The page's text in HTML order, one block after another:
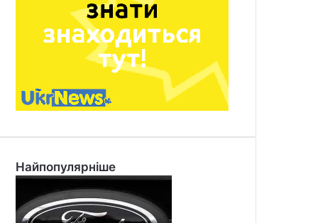
Найпопулярніше